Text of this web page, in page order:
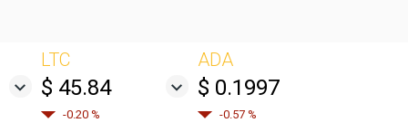
LTC
$ 45.84
-0.20 %
ADA
$ 0.1997
-0.57 %